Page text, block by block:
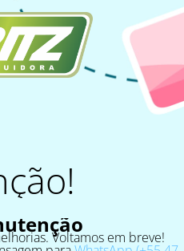
Voltamos em breve!